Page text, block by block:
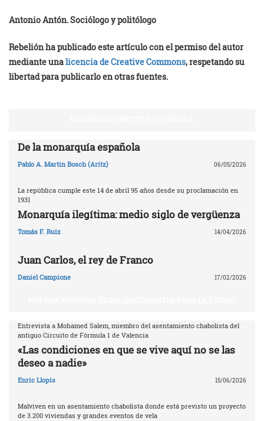
Antonio Antón. Sociólogo y politólogo
Rebelión ha publicado este artículo con el permiso del autor
mediante unalicencia de Creative Commons, respetando su
libertad para publicarlo en otras fuentes.
De la monarquía española
Pablo A. Martin Bosch (Aritz) 06/05/2026
La república cumple este 14 de abril 95 años desde su proclamación en
1931
Monarquía ilegítima: medio siglo de vergüenza
Tomás F. Ruiz 14/04/2026
Juan Carlos, el rey de Franco
Daniel Campione 17/02/2026
Entrevista a Mohamed Salem, miembro del asentamiento chabolista del
antiguo Circuito de Fórmula 1 de Valencia
«Las condiciones en que se vive aquí no se las
deseo a nadie»
Enric Llopis 15/06/2026
Malviven en un asentamiento chabolista donde está previsto un proyecto
de 3.200 viviendas y grandes eventos de vela